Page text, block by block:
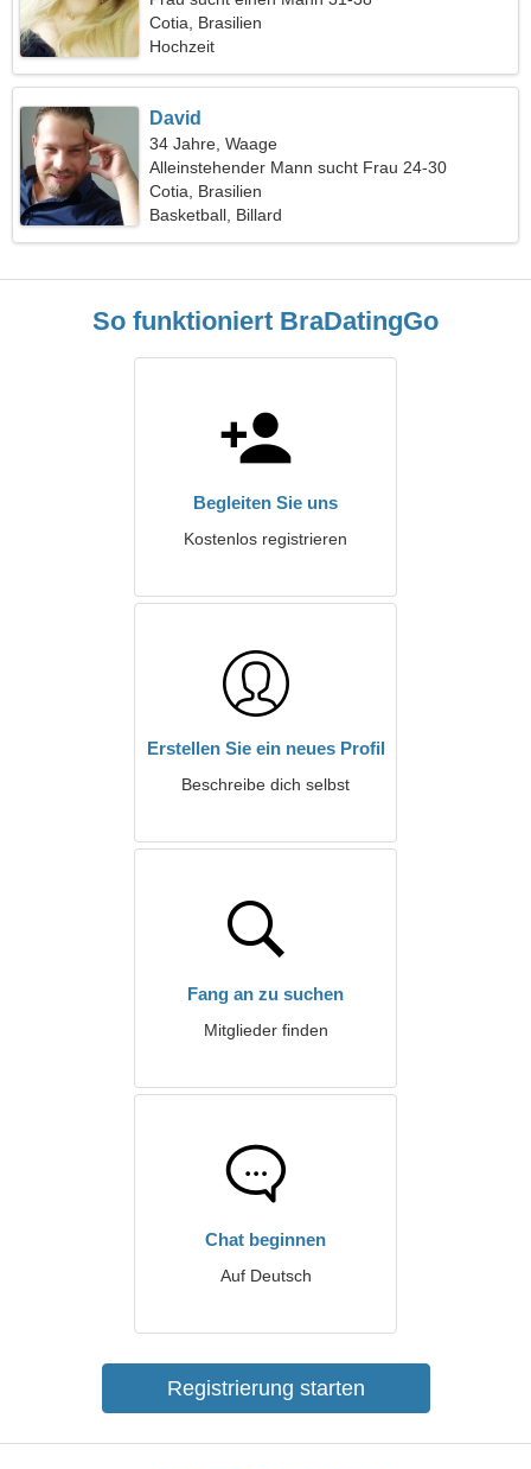
Cotia, Brasilien
Hochzeit
David
34 Jahre, Waage
Alleinstehender Mann sucht Frau 24-30
Cotia, Brasilien
Basketball, Billard
So funktioniert BraDatingGo
Begleiten Sie uns
Kostenlos registrieren
Erstellen Sie ein neues Profil
Beschreibe dich selbst
Fang an zu suchen
Mitglieder finden
Chat beginnen
Auf Deutsch
Registrierung starten